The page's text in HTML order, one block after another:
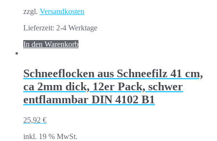
zzgl. Versandkosten
Lieferzeit: 2-4 Werktage
In den Warenkorb
Schneeflocken aus Schneefilz 41 cm,
ca 2mm dick, 12er Pack, schwer
entflammbar DIN 4102 B1
25,92 €
inkl. 19 % MwSt.